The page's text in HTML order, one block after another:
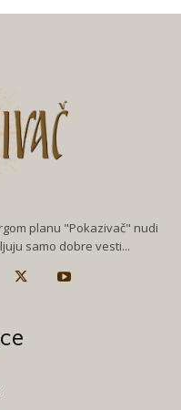
planu "Pokazivač" nudi
samo dobre vesti...